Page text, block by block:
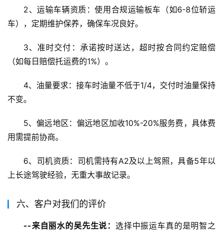
2、运输车辆资质：使用合规运输板车（如6-8位轿运
车），定期维护保养，确保车况良好。
3、准时交付：承诺按时送达，超时按合同约定赔偿
（如每日赔偿托运费的1%）。
4、油量要求：接车时油量不低于1/4，交付时油量保持
不变。
5、偏远地区：偏远地区加收10%-20%服务费，具体费
用需提前协商。
6、司机资质：司机需持有A2及以上驾照，具备5年以
上长途驾驶经验，无重大事故记录。
六、客户对我们的评价
--来自丽水的吴先生说： 选择中振运车真的是明智之